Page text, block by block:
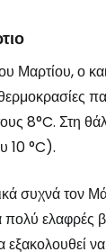
Μαρτίου, ο
8°C. Στη
10 °C).
συχνά τον
πολύ
να